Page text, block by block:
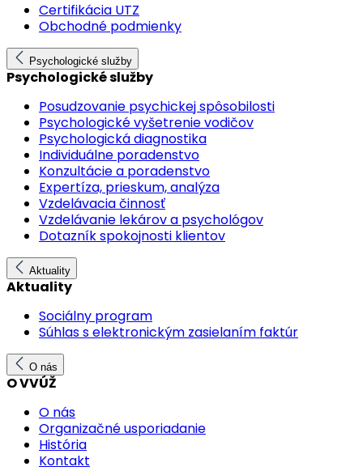
Certifikácia UTZ
Obchodné podmienky
Psychologické služby
Psychologické služby
Posudzovanie psychickej spôsobilosti
Psychologické vyšetrenie vodičov
Psychologická diagnostika
Individuálne poradenstvo
Konzultácie a poradenstvo
Expertíza, prieskum, analýza
Vzdelávacia činnosť
Vzdelávanie lekárov a psychológov
Dotazník spokojnosti klientov
Aktuality
Aktuality
Sociálny program
Súhlas s elektronickým zasielaním faktúr
O nás
O VVÚŽ
O nás
Organizačné usporiadanie
História
Kontakt